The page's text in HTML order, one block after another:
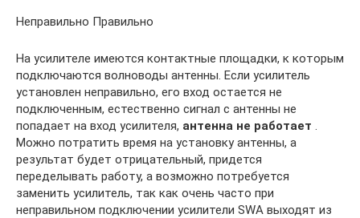
Неправильно Правильно
На усилителе имеются контактные площадки, к которым
подключаются волноводы антенны. Если усилитель
установлен неправильно, его вход остается не
подключенным, естественно сигнал с антенны не
попадает на вход усилителя, антенна не работает .
Можно потратить время на установку антенны, а
результат будет отрицательный, придется
переделывать работу, а возможно потребуется
заменить усилитель, так как очень часто при
неправильном подключении усилители SWA выходят из